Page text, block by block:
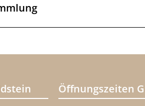
Öffnungszeiten